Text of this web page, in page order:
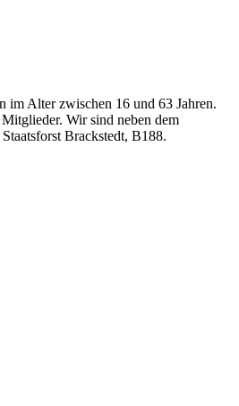
im Alter zwischen 16 und 63 Jahren.
Wir sind neben dem
Brackstedt, B188.